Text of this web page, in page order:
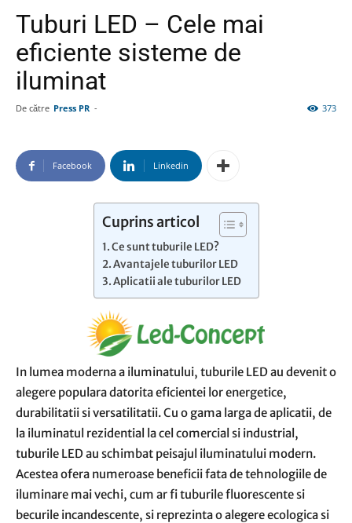
Tuburi LED – Cele mai
eficiente sisteme de
iluminat
De către Press PR - 373
Facebook Linkedin
Cuprins articol
Ce sunt tuburile LED?
Avantajele tuburilor LED
Aplicatii ale tuburilor LED
In lumea moderna a iluminatului, tuburile LED au devenit o
alegere populara datorita eficientei lor energetice,
durabilitatii si versatilitatii. Cu o gama larga de aplicatii, de
la iluminatul rezidential la cel comercial si industrial,
tuburile LED au schimbat peisajul iluminatului modern.
Acestea ofera numeroase beneficii fata de tehnologiile de
iluminare mai vechi, cum ar fi tuburile fluorescente si
becurile incandescente, si reprezinta o alegere ecologica si